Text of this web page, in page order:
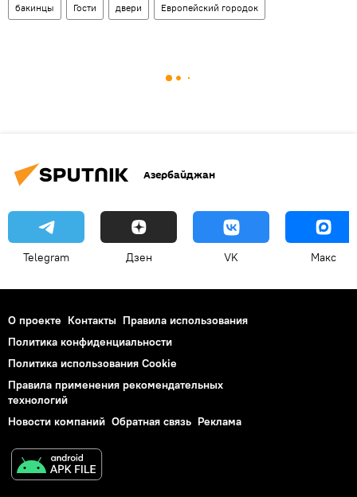
бакинцы Гости двери Европейский городок
Азербайджан
Telegram Дзен VK Макс
О проекте Контакты Правила использования
Политика конфиденциальности
Политика использования Cookie
Правила применения рекомендательных
технологий
Новости компаний Обратная связь Реклама